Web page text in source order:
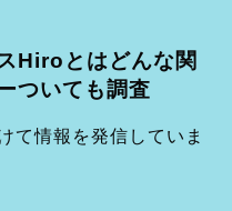
Hiroとはどんな関
ついても調査
て情報を発信していま